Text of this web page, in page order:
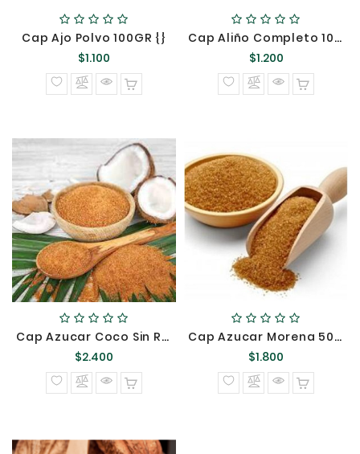
Cap Ajo Polvo 100GR {}
$1.100
normal
Cap Aliño Completo 100GR {}
$1.200Precio
normal
Cap Azucar Coco Sin Refinar 250 Gramos {}
$2.400
normal
Cap Azucar Morena 500GR {}
$1.800
normal